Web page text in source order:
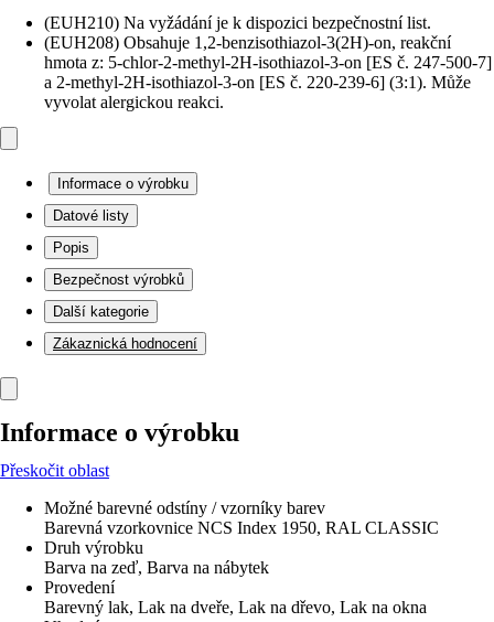
(EUH210) Na vyžádání je k dispozici bezpečnostní list.
(EUH208) Obsahuje 1,2-benzisothiazol-3(2H)-on, reakční
hmota z: 5-chlor-2-methyl-2H-isothiazol-3-on [ES č. 247-500-7]
a 2-methyl-2H-isothiazol-3-on [ES č. 220-239-6] (3:1). Může
vyvolat alergickou reakci.
Informace o výrobku
Datové listy
Popis
Bezpečnost výrobků
Další kategorie
Zákaznická hodnocení
Informace o výrobku
Přeskočit oblast
Možné barevné odstíny / vzorníky barev
Barevná vzorkovnice NCS Index 1950, RAL CLASSIC
Druh výrobku
Barva na zeď, Barva na nábytek
Provedení
Barevný lak, Lak na dveře, Lak na dřevo, Lak na okna